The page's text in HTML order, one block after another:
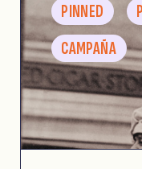
PINNED
CAMPAÑA